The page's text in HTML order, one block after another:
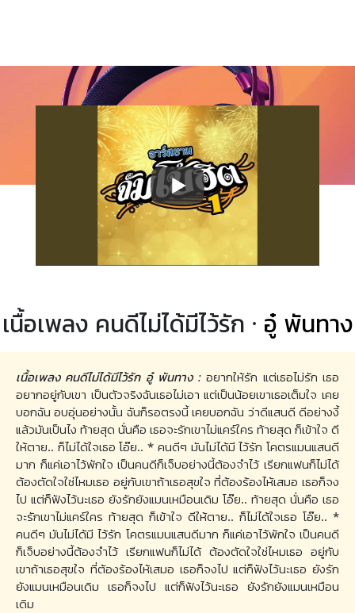
เนื้อเพลง คนดีไม่ได้มีไว้รัก · อู๋ พันทาง
เนื้อเพลง คนดีไม่ได้มีไว้รัก อู๋ พันทาง :อยากให้รัก แต่เธอไม่รัก เธอ
อยากอยู่กับเขา เป็นตัวจริงฉันเธอไม่เอา แต่เป็นน้อยเขาเธอเต็มใจ เคย
บอกฉัน อบอุ่นอย่างนั้น ฉันก็รอตรงนี้ เคยบอกฉัน ว่าดีแสนดี ดีอย่างงี้
แล้วมันเป็นไง ท้ายสุด นั่นคือ เธอจะรักเขาไม่แคร์ใคร ท้ายสุด ก็เข้าใจ ดี
ให้ตาย.. ก็ไม่ได้ใจเธอ โอ๊ย.. * คนดีๆ มันไม่ได้มี ไว้รัก โคตรแมนแสนดี
มาก ก็แค่เอาไว้พักใจ เป็นคนดีก็เจ็บอย่างนี้ต้องจำไว้ เรียกแฟนก็ไม่ได้
ต้องตัดใจใช่ไหมเธอ อยู่กับเขาถ้าเธอสุขใจ ที่ต้องร้องไห้เสมอ เธอก็จง
ไป แต่ก็ฟังไว้นะเธอ ยังรักยังแมนเหมือนเดิม โอ๊ย.. ท้ายสุด นั่นคือ เธอ
จะรักเขาไม่แคร์ใคร ท้ายสุด ก็เข้าใจ ดีให้ตาย.. ก็ไม่ได้ใจเธอ โอ๊ย.. *
คนดีๆ มันไม่ได้มี ไว้รัก โคตรแมนแสนดีมาก ก็แค่เอาไว้พักใจ เป็นคนดี
ก็เจ็บอย่างนี้ต้องจำไว้ เรียกแฟนก็ไม่ได้ ต้องตัดใจใช่ไหมเธอ อยู่กับ
เขาถ้าเธอสุขใจ ที่ต้องร้องไห้เสมอ เธอก็จงไป แต่ก็ฟังไว้นะเธอ ยังรัก
ยังแมนเหมือนเดิม เธอก็จงไป แต่ก็ฟังไว้นะเธอ ยังรักยังแมนเหมือน
เดิม